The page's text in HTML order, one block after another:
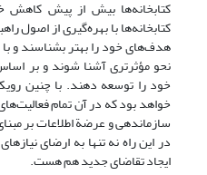
کتابخانه‌ها بیش از پیش کاهش
کتابخانه‌ها با بهره‌گیری از اصول
هدف‌های خود را بهتر بشناسند و با
نحو مؤثرتری آشنا شوند و بر
خود را توسعه دهند. با چنین
خواهد بود که در آن تمام
سازماندهی و عرضة اطلاعات بر
در این راه نه تنها به ارضای
ایجاد تقاضای جدید هم هست.